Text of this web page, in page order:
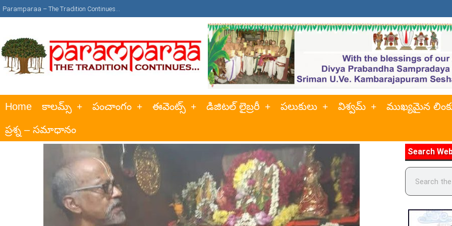
Paramparaa – The Tradition Continues…
Home కాలమ్స్ పంచాంగం ఈవెంట్స్ డిజిటల్ లైబ్రరీ పలుకులు విశ్వమ్ ముఖ్యమైన
ప్రశ్న – సమాధానం
Search